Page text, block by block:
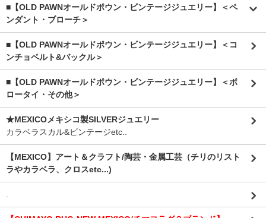
■【OLD PAWNオールドポウン・ビンテージジュエリー】＜ペ
ンダント・ブローチ＞
■【OLD PAWNオールドポウン・ビンテージジュエリー】＜コ
ンチョベルト&バックル＞
■【OLD PAWNオールドポウン・ビンテージジュエリー】＜ボ
ロータイ・その他＞
★MEXICOメキシコ製SILVERジュエリー
カラベラスカル&ビンテージetc..
【MEXICO】アート＆クラフト/陶芸・金属工芸（チリのリスト
ラやカラベラ、クロスetc...)